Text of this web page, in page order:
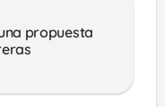
propuesta